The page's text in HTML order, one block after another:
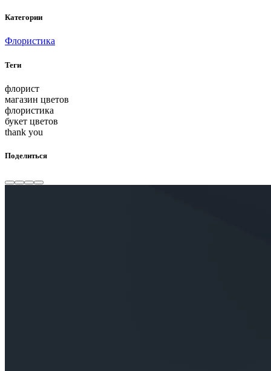
Категории
Флористика
Теги
флорист
магазин цветов
флористика
букет цветов
thank you
Поделиться